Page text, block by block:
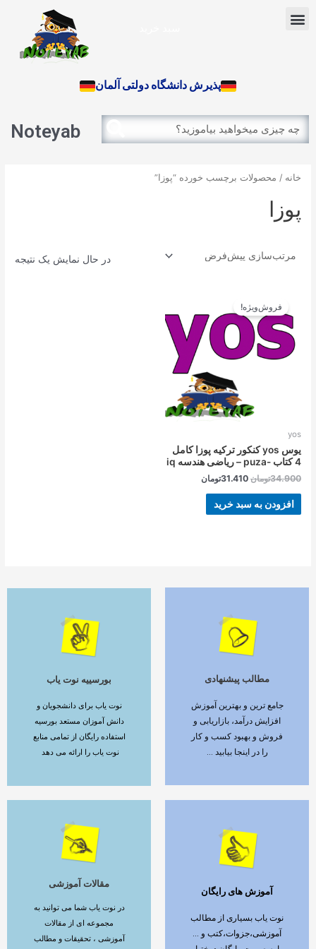
Menu
پذیرش دانشگاه دولتی آلمان
Search
Search
Noteyab
خانه / محصولات برچسب خورده “پوزا”
پوزا
در حال نمایش یک نتیجه
فروش‌ویژه!
yos
یوس yos کنکور ترکیه پوزا کامل
4 کتاب -puza – ریاضی هندسه iq
34.900تومان
اصلی
34.900تومان
بود.
31.410تومان
31.410تومان
است.
افزودن به سبد خرید
مطالب پیشنهادی
جامع ترین و بهترین آموزش
افزایش درآمد، بازاریابی و
فروش و بهبود کسب و کار
را در اینجا بیابید ...
ادامه مطلب بورسییه نوت یاب
نوت یاب برای دانشجویان و
دانش آموزان مستعد بورسیه
استفاده رایگان از تمامی منابع
نوت یاب را ارائه می دهد
ادامه مطلب
آموزش های رایگان
نوت یاب بسیاری از مطالب
آموزشی،جزوات،کتب و ...
ادامه مطلب
مقالات آموزشی
در نوت یاب شما می توانید به
مجموعه ای از مقالات
آموزشی ، تحقیقات و مطالب